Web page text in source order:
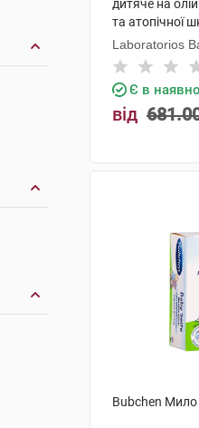
дитяче на
та атопічної
флакон
Laboratorios
Є в
від
Bubchen Мило